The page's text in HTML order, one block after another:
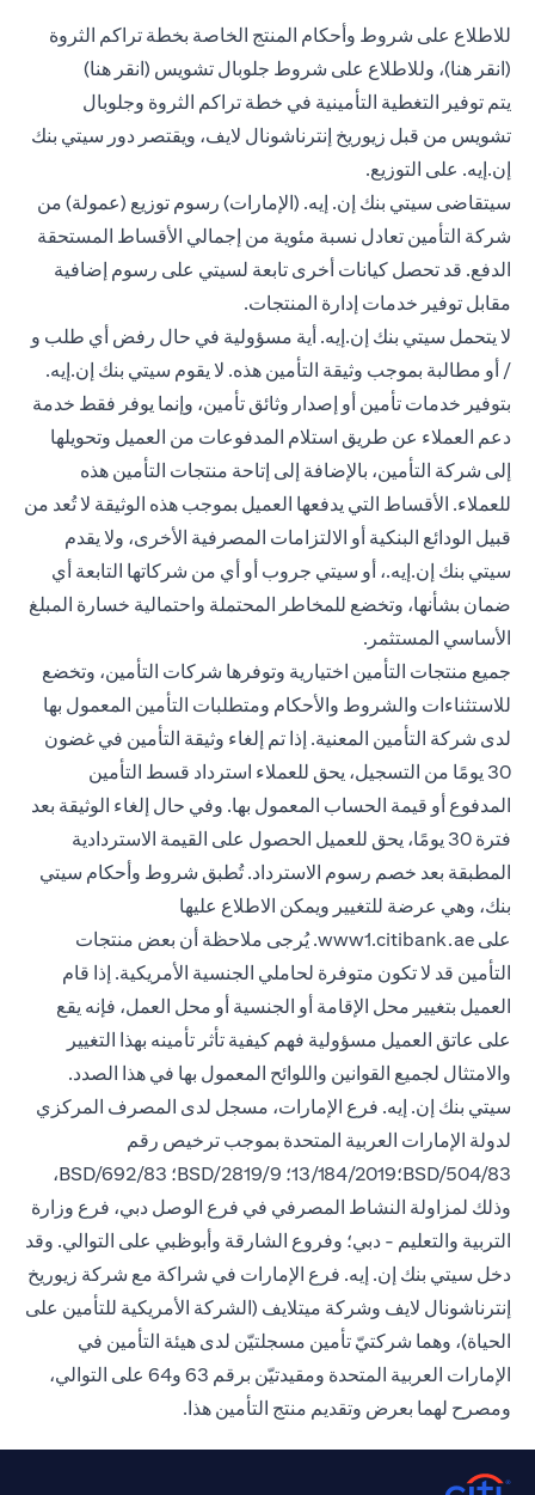
للاطلاع على شروط وأحكام المنتج الخاصة بخطة تراكم الثروة
(انقر هنا(opens in a new tab))، وللاطلاع على شروط جلوبال تشويس (انقر هنا(opens in a new tab)
)
يتم توفير التغطية التأمينية في خطة تراكم الثروة وجلوبال
تشويس من قبل زيوريخ إنترناشونال لايف، ويقتصر دور سيتي بنك
إن.إيه. على التوزيع.
سيتقاضى سيتي بنك إن. إيه. (الإمارات) رسوم توزيع (عمولة) من
شركة التأمين تعادل نسبة مئوية من إجمالي الأقساط المستحقة
الدفع. قد تحصل كيانات أخرى تابعة لسيتي على رسوم إضافية
مقابل توفير خدمات إدارة المنتجات.
لا يتحمل سيتي بنك إن.إيه. أية مسؤولية في حال رفض أي طلب و
/ أو مطالبة بموجب وثيقة التأمين هذه. لا يقوم سيتي بنك إن.إيه.
بتوفير خدمات تأمين أو إصدار وثائق تأمين، وإنما يوفر فقط خدمة
دعم العملاء عن طريق استلام المدفوعات من العميل وتحويلها
إلى شركة التأمين، بالإضافة إلى إتاحة منتجات التأمين هذه
للعملاء. الأقساط التي يدفعها العميل بموجب هذه الوثيقة لا تُعد من
قبيل الودائع البنكية أو الالتزامات المصرفية الأخرى، ولا يقدم
سيتي بنك إن.إيه.، أو سيتي جروب أو أي من شركاتها التابعة أي
ضمان بشأنها، وتخضع للمخاطر المحتملة واحتمالية خسارة المبلغ
الأساسي المستثمر.
جميع منتجات التأمين اختيارية وتوفرها شركات التأمين، وتخضع
للاستثناءات والشروط والأحكام ومتطلبات التأمين المعمول بها
لدى شركة التأمين المعنية. إذا تم إلغاء وثيقة التأمين في غضون
30 يومًا من التسجيل، يحق للعملاء استرداد قسط التأمين
المدفوع أو قيمة الحساب المعمول بها. وفي حال إلغاء الوثيقة بعد
فترة 30 يومًا، يحق للعميل الحصول على القيمة الاستردادية
المطبقة بعد خصم رسوم الاسترداد. تُطبق شروط وأحكام سيتي
بنك، وهي عرضة للتغيير ويمكن الاطلاع عليها
على www1.citibank.ae
(opens in a new tab). يُرجى ملاحظة أن بعض منتجات
التأمين قد لا تكون متوفرة لحاملي الجنسية الأمريكية. إذا قام
العميل بتغيير محل الإقامة أو الجنسية أو محل العمل، فإنه يقع
على عاتق العميل مسؤولية فهم كيفية تأثر تأمينه بهذا التغيير
والامتثال لجميع القوانين واللوائح المعمول بها في هذا الصدد.
سيتي بنك إن. إيه. فرع الإمارات، مسجل لدى المصرف المركزي
لدولة الإمارات العربية المتحدة بموجب ترخيص رقم
BSD/504/83؛13/184/2019؛ BSD/2819/9؛ BSD/692/83،
وذلك لمزاولة النشاط المصرفي في فرع الوصل دبي، فرع وزارة
التربية والتعليم - دبي؛ وفروع الشارقة وأبوظبي على التوالي. وقد
دخل سيتي بنك إن. إيه. فرع الإمارات في شراكة مع شركة زيوريخ
إنترناشونال لايف وشركة ميتلايف (الشركة الأمريكية للتأمين على
الحياة)، وهما شركتيّ تأمين مسجلتيّن لدى هيئة التأمين في
الإمارات العربية المتحدة ومقيدتيّن برقم 63 و64 على التوالي،
ومصرح لهما بعرض وتقديم منتج التأمين هذا.